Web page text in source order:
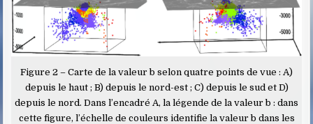
Figure 2 – Carte de la valeur b selon quatre points de vue : A)
depuis le haut ; B) depuis le nord-est ; C) depuis le sud et D)
depuis le nord. Dans l’encadré A, la légende de la valeur b : dans
cette figure, l’échelle de couleurs identifie la valeur b dans les